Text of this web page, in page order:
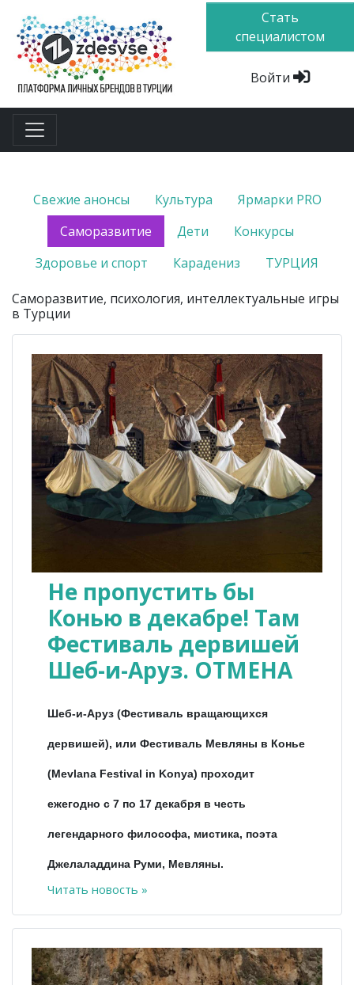
Стать
специалистом
Войти
Свежие анонсы Культура
Ярмарки PRO
Саморазвитие
Дети
Конкурсы
Здоровье и спорт
Карадениз ТУРЦИЯ
Cаморазвитие, психология, интеллектуальные игры
в Турции
Не пропустить бы
Конью в декабре! Там
Фестиваль дервишей
Шеб-и-Аруз. ОТМЕНА
Шеб-и-Аруз (Фестиваль вращающихся
дервишей), или Фестиваль Мевляны в Конье
(Mevlana Festival in Konya) проходит
ежегодно с 7 по 17 декабря в честь
легендарного философа, мистика, поэта
Джелаладдина Руми, Мевляны.
Читать новость »